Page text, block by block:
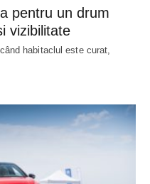
pentru un drum
vizibilitate
habitaclul este curat,